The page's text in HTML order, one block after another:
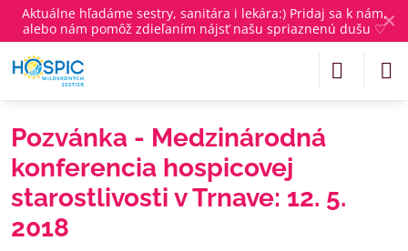
✕
Aktuálne hľadáme sestry, sanitára i lekára:) Pridaj sa k nám,
alebo nám pomôž zdieľaním nájsť našu spriaznenú dušu ♡
Pozvánka - Medzinárodná
konferencia hospicovej
starostlivosti v Trnave: 12. 5.
2018